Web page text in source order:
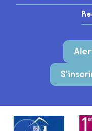
Partenaires